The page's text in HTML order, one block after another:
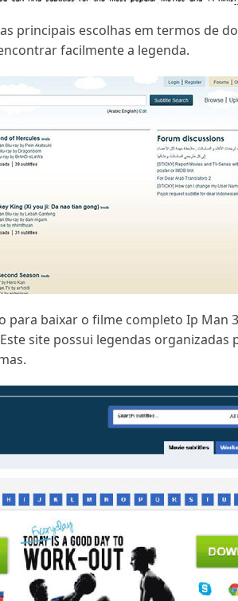
principais escolhas em termos de
facilmente a legenda.
baixar o filme completo Ip Man
site possui legendas organizadas